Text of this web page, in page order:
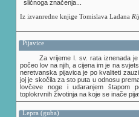
sličnoga značenja...
Iz izvanredne knjige Tomislava Ladana
Pijavice
Za vrijeme I. sv. rata iznenada
počeo lov na njih, a cijena im je na
neretvanska pijavica je po kvaliteti
joj je skočila za sto puta u odnosu
lovčeve noge i udaranjem štapom
toplokrvnih životinja na koje se inače
Lepra (guba)